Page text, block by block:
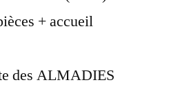
+ accueil
des ALMADIES